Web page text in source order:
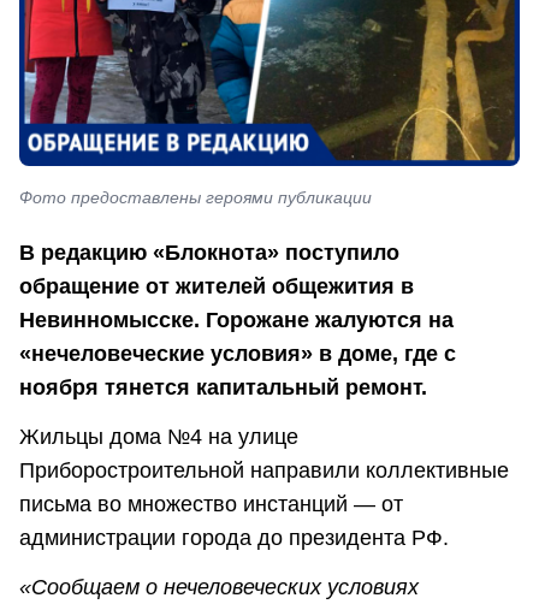
Фото предоставлены героями публикации
В редакцию «Блокнота» поступило
обращение от жителей общежития в
Невинномысске. Горожане жалуются на
«нечеловеческие условия» в доме, где с
ноября тянется капитальный ремонт.
Жильцы дома №4 на улице
Приборостроительной направили коллективные
письма во множество инстанций — от
администрации города до президента РФ.
«Сообщаем о нечеловеческих условиях